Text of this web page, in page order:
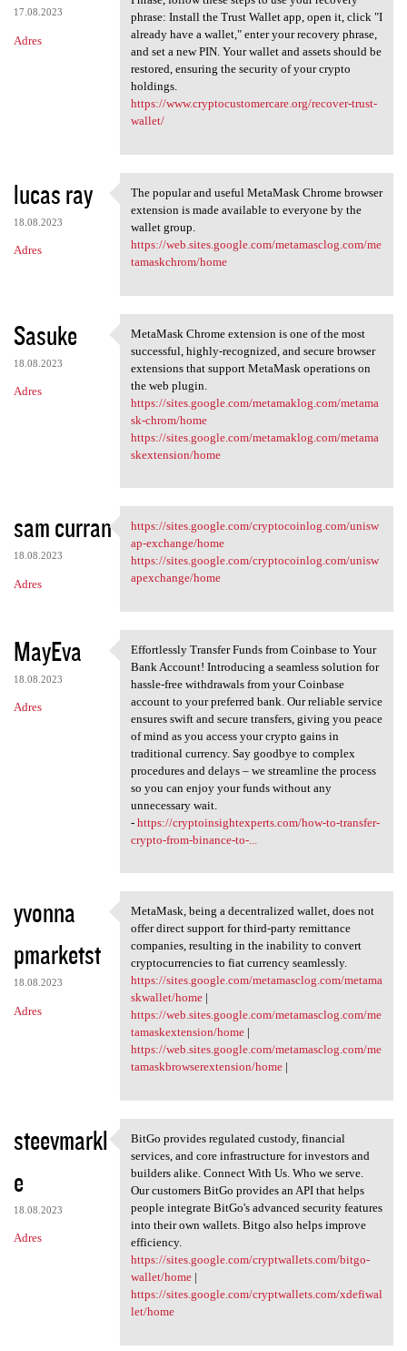
17.08.2023
Adres
phrase: Install the Trust Wallet app, open it, click "I
already have a wallet," enter your recovery phrase,
and set a new PIN. Your wallet and assets should be
restored, ensuring the security of your crypto
holdings.
https://www.cryptocustomercare.org/recover-trust-
wallet/
lucas ray
18.08.2023
Adres
The popular and useful
The popular and useful MetaMask Chrome browser
extension is made available to everyone by the
wallet group.
https://web.sites.google.com/metamasclog.com/me
tamaskchrom/home
Sasuke
18.08.2023
Adres
MetaMask Chrome extension is
MetaMask Chrome extension is one of the most
successful, highly-recognized, and secure browser
extensions that support MetaMask operations on
the web plugin.
https://sites.google.com/metamaklog.com/metama
sk-chrom/home
https://sites.google.com/metamaklog.com/metama
skextension/home
sam curran
18.08.2023
Adres
https://sites.google.com
https://sites.google.com/cryptocoinlog.com/unisw
ap-exchange/home
https://sites.google.com/cryptocoinlog.com/unisw
apexchange/home
MayEva
18.08.2023
Adres
Effortlessly Transfer Funds
Effortlessly Transfer Funds from Coinbase to Your
Bank Account! Introducing a seamless solution for
hassle-free withdrawals from your Coinbase
account to your preferred bank. Our reliable service
ensures swift and secure transfers, giving you peace
of mind as you access your crypto gains in
traditional currency. Say goodbye to complex
procedures and delays – we streamline the process
so you can enjoy your funds without any
unnecessary wait.
- https://cryptoinsightexperts.com/how-to-transfer-
crypto-from-binance-to-...
yvonna
pmarketst
18.08.2023
Adres
MetaMask, being a
MetaMask, being a decentralized wallet, does not
offer direct support for third-party remittance
companies, resulting in the inability to convert
cryptocurrencies to fiat currency seamlessly.
https://sites.google.com/metamasclog.com/metama
skwallet/home|
https://web.sites.google.com/metamasclog.com/me
tamaskextension/home|
https://web.sites.google.com/metamasclog.com/me
tamaskbrowserextension/home|
steevmarkl
e
18.08.2023
Adres
BitGo provides regulated
BitGo provides regulated custody, financial
services, and core infrastructure for investors and
builders alike. Connect With Us. Who we serve.
Our customers BitGo provides an API that helps
people integrate BitGo's advanced security features
into their own wallets. Bitgo also helps improve
efficiency.
https://sites.google.com/cryptwallets.com/bitgo-
wallet/home|
https://sites.google.com/cryptwallets.com/xdefiwal
let/home